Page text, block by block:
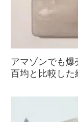
アマゾンでも
百均と比較した